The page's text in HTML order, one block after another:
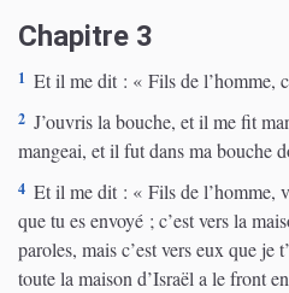
Chapitre 3
1 Et il me dit : « Fils de l’homme,
2 J’ouvris la bouche, et il me fit
mangeai, et il fut dans ma bouche
4 Et il me dit : « Fils de l’homme,
que tu es envoyé ; c’est vers la
paroles, mais c’est vers eux que je
toute la maison d’Israël a le front